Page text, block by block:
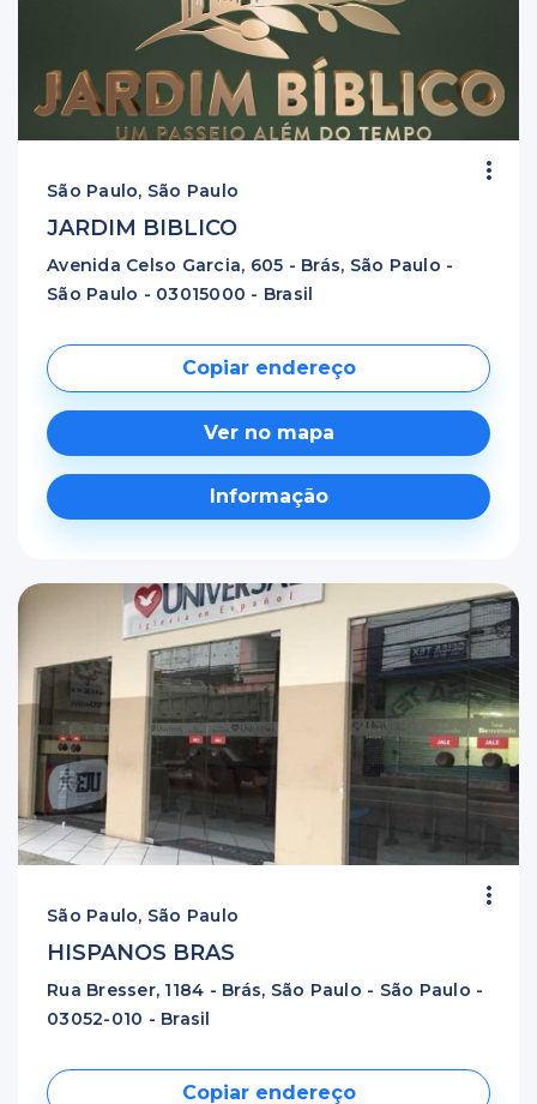
São Paulo, São Paulo
JARDIM BIBLICO
Avenida Celso Garcia, 605 - Brás, São Paulo -
São Paulo - 03015000 - Brasil
Copiar endereço
Ver no mapa
Informação
São Paulo, São Paulo
HISPANOS BRAS
Rua Bresser, 1184 - Brás, São Paulo - São Paulo -
03052-010 - Brasil
Copiar endereço